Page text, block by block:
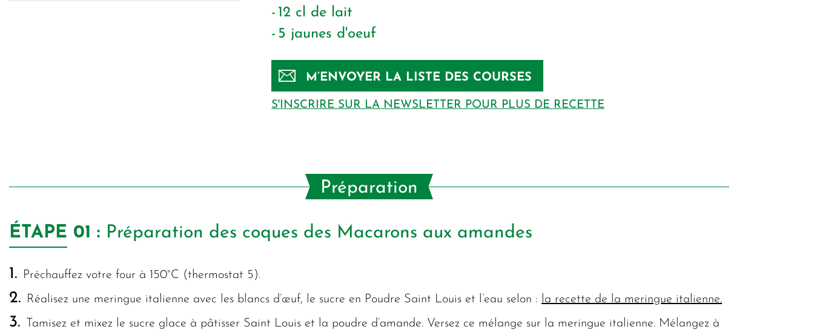
12 cl de lait
5 jaunes d'oeuf
M’ENVOYER LA LISTE DES COURSES
S'INSCRIRE SUR LA NEWSLETTER POUR PLUS DE RECETTE
Préparation
ÉTAPE 01 : Préparation des coques des Macarons aux amandes
1. Préchauffez votre four à 150°C (thermostat 5).
2. Réalisez une meringue italienne avec les blancs d’œuf, le sucre en Poudre Saint Louis et l’eau selon : la recette de la meringue italienne.
3.
Tamisez et mixez le sucre glace à pâtisser Saint Louis et la poudre d’amande. Versez ce mélange sur la meringue italienne. Mélangez à